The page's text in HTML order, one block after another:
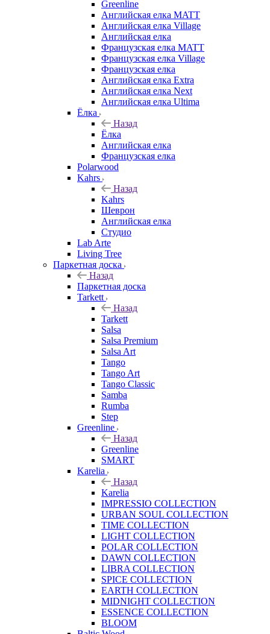
Greenline
Английская елка MATT
Английская елка Village
Английская елка
Французская елка MATT
Французская елка Village
Французская елка
Английская елка Extra
Английская елка Next
Английская елка Ultima
Ёлка
Назад
Ёлка
Английская елка
Французская елка
Polarwood
Kahrs
Назад
Kahrs
Шеврон
Английская елка
Студио
Lab Arte
Living Tree
Паркетная доска
Назад
Паркетная доска
Tarkett
Назад
Tarkett
Salsa
Salsa Premium
Salsa Art
Tango
Tango Art
Tango Classic
Samba
Rumba
Step
Greenline
Назад
Greenline
SMART
Karelia
Назад
Karelia
IMPRESSIO COLLECTION
URBAN SOUL COLLECTION
TIME COLLECTION
LIGHT COLLECTION
POLAR COLLECTION
DAWN COLLECTION
LIBRA COLLECTION
SPICE COLLECTION
EARTH COLLECTION
MIDNIGHT COLLECTION
ESSENCE COLLECTION
BLOOM